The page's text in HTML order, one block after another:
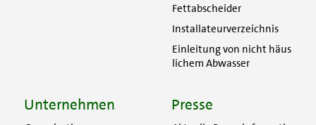
Fettabscheider
Installateurverzeichnis
Einleitung von nicht häus
lichem Abwasser
Unternehmen Presse